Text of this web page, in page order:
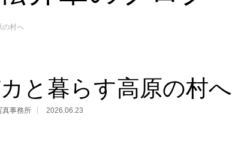
の村へ
と暮らす高原の村へ
真事務所 2026.06.23